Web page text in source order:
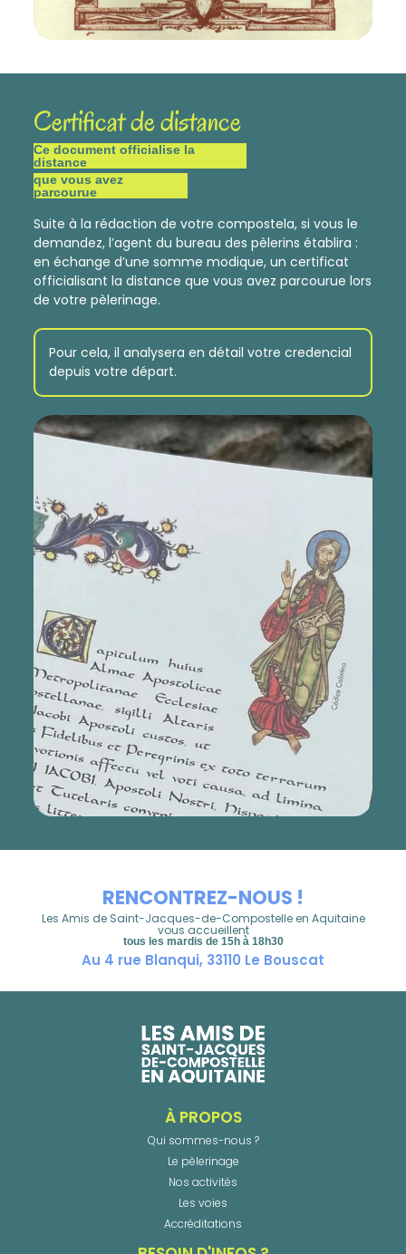
Certificat de distance
Ce document officialise la
distance
que vous avez
parcourue
Suite à la rédaction de votre compostela, si vous le
demandez, l’agent du bureau des pèlerins établira :
en échange d’une somme modique, un certificat
officialisant la distance que vous avez parcourue lors
de votre pèlerinage.
Pour cela, il analysera en détail votre credencial
depuis votre départ.
RENCONTREZ-NOUS !
Les Amis de Saint-Jacques-de-Compostelle en Aquitaine
vous accueillent
tous les mardis de 15h à 18h30
Au 4 rue Blanqui, 33110 Le Bouscat
À PROPOS
Qui sommes-nous ?
Le pèlerinage
Nos activités
Les voies
Accréditations